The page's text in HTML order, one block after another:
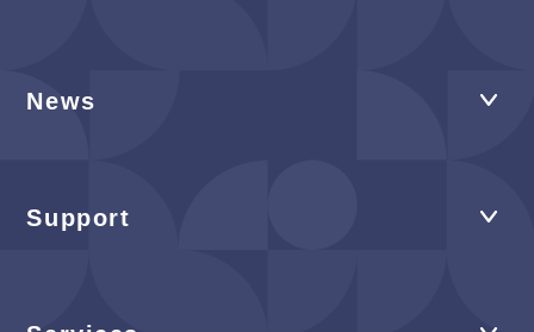
News
Support